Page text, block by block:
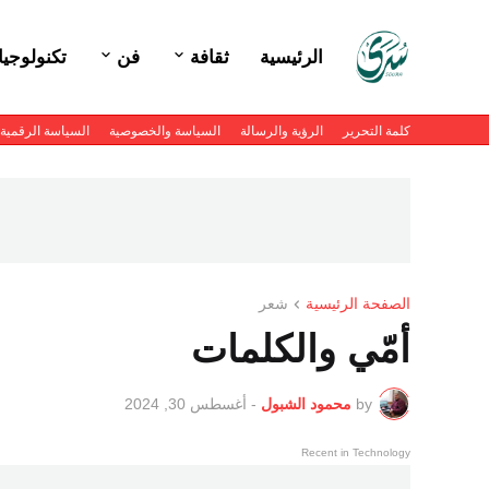
الرئيسية ثقافة فن
كلمة التحرير الرؤية والرسالة السياسة والخصوصية السياسة الرقمية
الصفحة الرئيسية شعر
أمّي والكلمات
by محمود الشبول - أغسطس 30, 2024
Recent in Technology